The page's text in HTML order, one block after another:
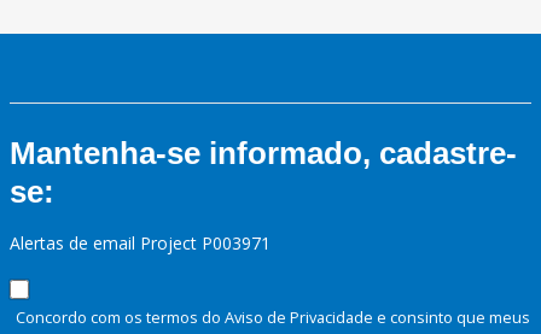
Mantenha-se informado, cadastre-
se:
Alertas de email Project P003971
Concordo com os termos do Aviso de Privacidade e consinto que meus